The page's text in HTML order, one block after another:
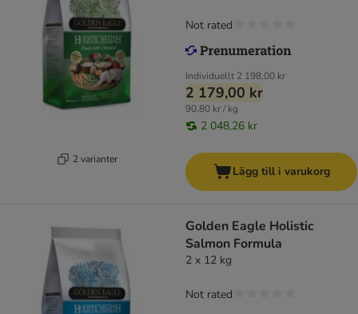
2 varianter
Individuellt 2 198,00 kr
2 179,00 kr
90,80 kr / kg
2 048,26 kr
Not rated
Lägg till i varukorg
Golden Eagle Holistic
Salmon Formula
2 x 12 kg
Not rated